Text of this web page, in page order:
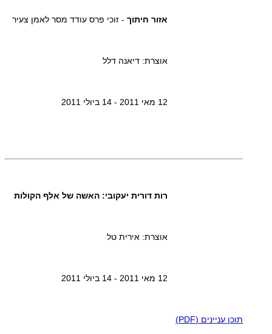
אזור חיתוך - זוכי פרס עודד מסר לאמן צעיר
אוצרת: דיאנה דלל
רות דורית יעקובי: האשה של אלף הקולות
אוצרת: אירית טל
תוכן עניינים (PDF)